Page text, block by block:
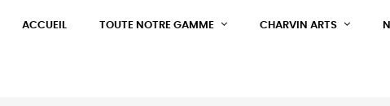
ACCUEIL TOUTE NOTRE GAMME CHARVIN ARTS